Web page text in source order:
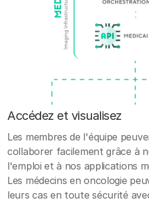
Accédez et visualisez
Les membres de l'équipe
collaborer facilement grâce à
l'emploi et à nos applications
Les médecins en oncologie
leurs cas en toute sécurité